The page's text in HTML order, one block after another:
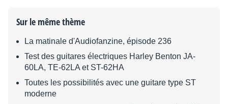
Sur le même thème
La matinale d'Audiofanzine, épisode 236
Test des guitares électriques Harley Benton JA-
60LA, TE-62LA et ST-62HA
Toutes les possibilités avec une guitare type ST
moderne